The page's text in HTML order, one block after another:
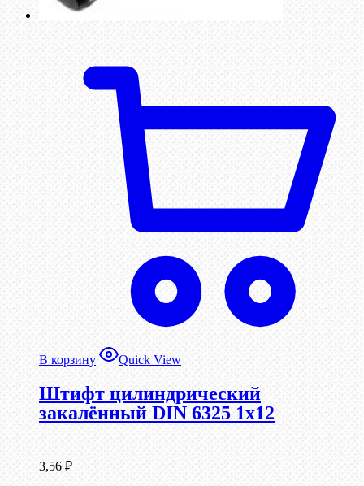
В корзину Quick View
Штифт цилиндрический
закалённый DIN 6325 1х12
3,56 ₽